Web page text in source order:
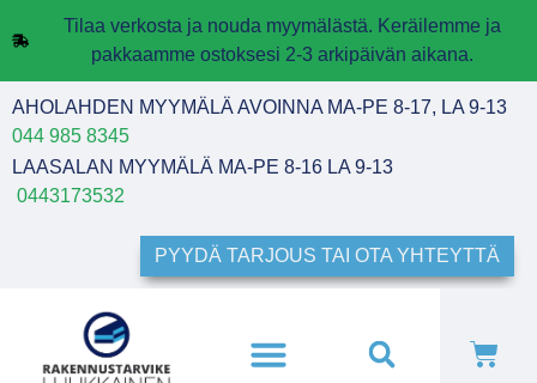
Tilaa verkosta ja nouda myymälästä. Keräilemme ja
pakkaamme ostoksesi 2-3 arkipäivän aikana.
AHOLAHDEN MYYMÄLÄ AVOINNA MA-PE 8-17, LA 9-13
044 985 8345
LAASALAN MYYMÄLÄ MA-PE 8-16 LA 9-13
0443173532
PYYDÄ TARJOUS TAI OTA YHTEYTTÄ